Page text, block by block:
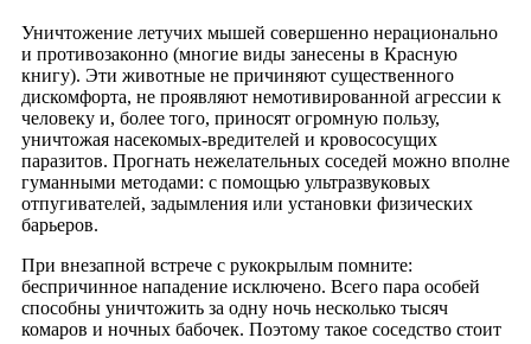
Уничтожение летучих мышей совершенно нерационально
и противозаконно (многие виды занесены в Красную
книгу). Эти животные не причиняют существенного
дискомфорта, не проявляют немотивированной агрессии к
человеку и, более того, приносят огромную пользу,
уничтожая насекомых-вредителей и кровососущих
паразитов. Прогнать нежелательных соседей можно вполне
гуманными методами: с помощью ультразвуковых
отпугивателей, задымления или установки физических
барьеров.
При внезапной встрече с рукокрылым помните:
беспричинное нападение исключено. Всего пара особей
способны уничтожить за одну ночь несколько тысяч
комаров и ночных бабочек. Поэтому такое соседство стоит